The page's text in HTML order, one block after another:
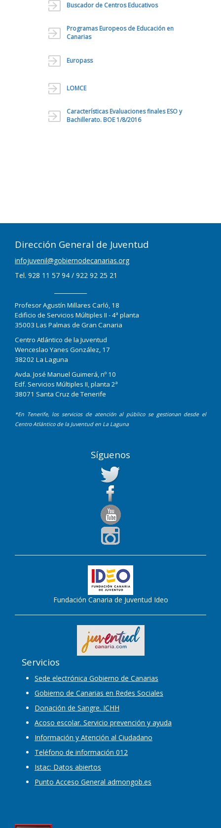
Buscador de Centros Educativos
Programas Europeos de Educación en
Canarias
Europass
LOMCE
Características Evaluaciones finales ESO y
Bachillerato. BOE 1/8/2016
Dirección General de Juventud
infojuvenil@gobiernodecanarias.org
Tel. 928 11 57 94 / 922 92 25 21
Profesor Agustín Millares Carló, 18
Edificio de Servicios Múltiples II - 4ª planta
35003 Las Palmas de Gran Canaria
Centro Atlántico de la Juventud
Wenceslao Yanes González, 17
38202 La Laguna
Avda. José Manuel Guimerá, nº 10
Edf. Servicios Múltiples II, planta 2ª
38071 Santa Cruz de Tenerife
*En Tenerife, los servicios de atención al público se gestionan desde el
Centro Atlántico de la Juventud en La Laguna
Síguenos
Fundación Canaria de Juventud Ideo
Servicios
Sede electrónica Gobierno de Canarias
Gobierno de Canarias en Redes Sociales
Donación de Sangre. ICHH
Acoso escolar. Servicio prevención y ayuda
Información y Atención al Ciudadano
Teléfono de información 012
Istac: Datos abiertos
Punto Acceso General admongob.es